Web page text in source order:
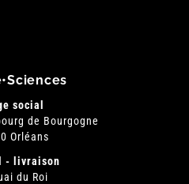
social
de Bourgogne
Orléans
- livraison
du Roi